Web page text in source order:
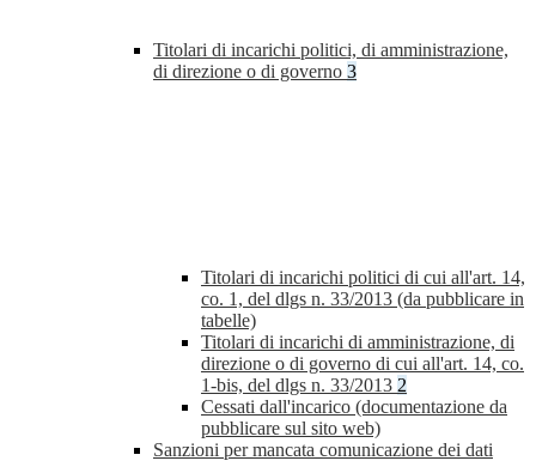
Titolari di incarichi politici, di amministrazione,
di direzione o di governo 3
Titolari di incarichi politici di cui all'art. 14,
co. 1, del dlgs n. 33/2013 (da pubblicare in
tabelle)
Titolari di incarichi di amministrazione, di
direzione o di governo di cui all'art. 14, co.
1-bis, del dlgs n. 33/2013 2
Cessati dall'incarico (documentazione da
pubblicare sul sito web)
Sanzioni per mancata comunicazione dei dati